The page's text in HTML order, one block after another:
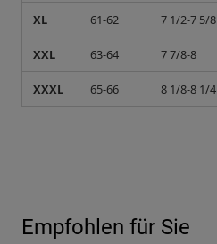
XL 61-62 7 1/2-7 5/8
XXL 63-64 7 7/8-8
XXXL 65-66 8 1/8-8 1/4
Empfohlen für Sie